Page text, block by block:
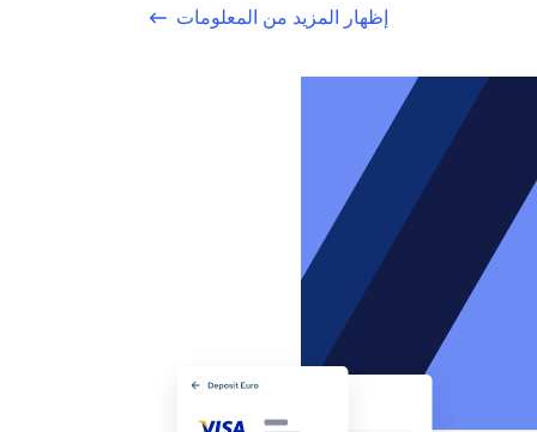
إظهار المزيد من المعلومات